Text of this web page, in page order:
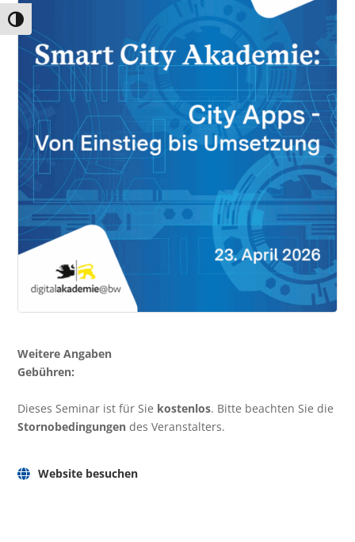
Umschalten auf hohe Kontraste
Weitere Angaben
Gebühren:
Dieses Seminar ist für Sie kostenlos. Bitte beachten Sie die
Stornobedingungen des Veranstalters.
Website besuchen